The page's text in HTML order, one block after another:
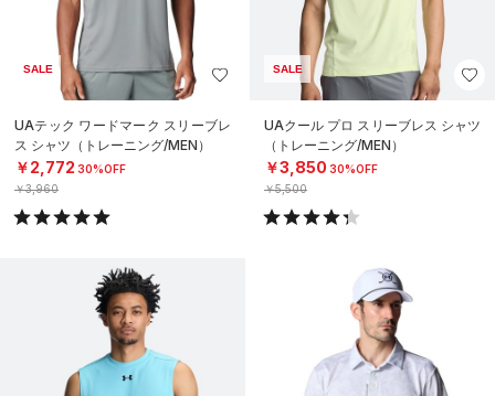
SALE
UAテック ワードマーク スリーブレ
ス シャツ（トレーニング/MEN）
￥2,772 30%OFF
￥3,960
SALE
UAクール プロ スリーブレス シャツ
（トレーニング/MEN）
￥3,850 30%OFF
￥5,500